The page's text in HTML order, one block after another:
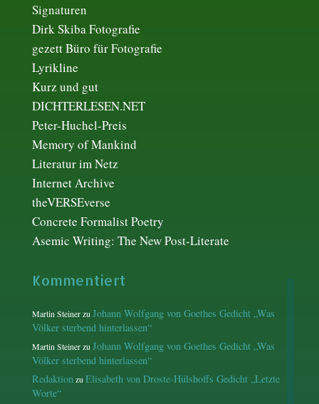
Signaturen
Dirk Skiba Fotografie
gezett Büro für Fotografie
Lyrikline
Kurz und gut
DICHTERLESEN.NET
Peter-Huchel-Preis
Memory of Mankind
Literatur im Netz
Internet Archive
theVERSEverse
Concrete Formalist Poetry
Asemic Writing: The New Post-Literate
Kommentiert
Martin SteinerzuJohann Wolfgang von Goethes Gedicht „Was
Völker sterbend hinterlassen“
Martin SteinerzuJohann Wolfgang von Goethes Gedicht „Was
Völker sterbend hinterlassen“
RedaktionzuElisabeth von Droste-Hülshoffs Gedicht „Letzte
Worte“